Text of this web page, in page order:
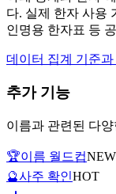
다. 실제 한자 사용
인명용 한자표 등
데이터 집계 기준과
추가 기능
이름과 관련된 다
🏆이름 월드컵NEW
🔮사주 확인HOT